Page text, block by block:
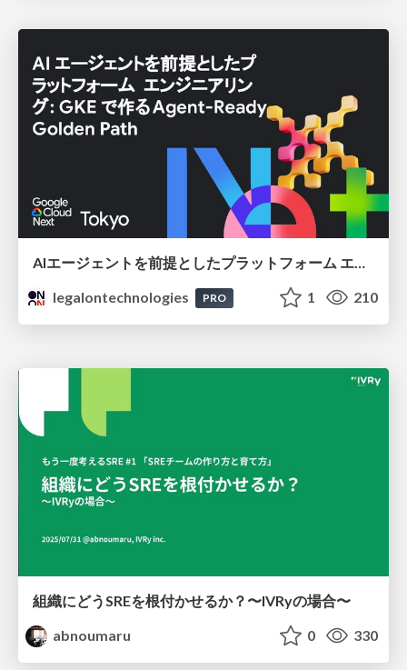
AIエージェントを前提としたプラットフォーム エンジニアリング：GKEで作るAgent-Ready Golden Path
legalontechnologies
PRO 1 210
組織にどうSREを根付かせるか？〜IVRyの場合〜
abnoumaru
0 330